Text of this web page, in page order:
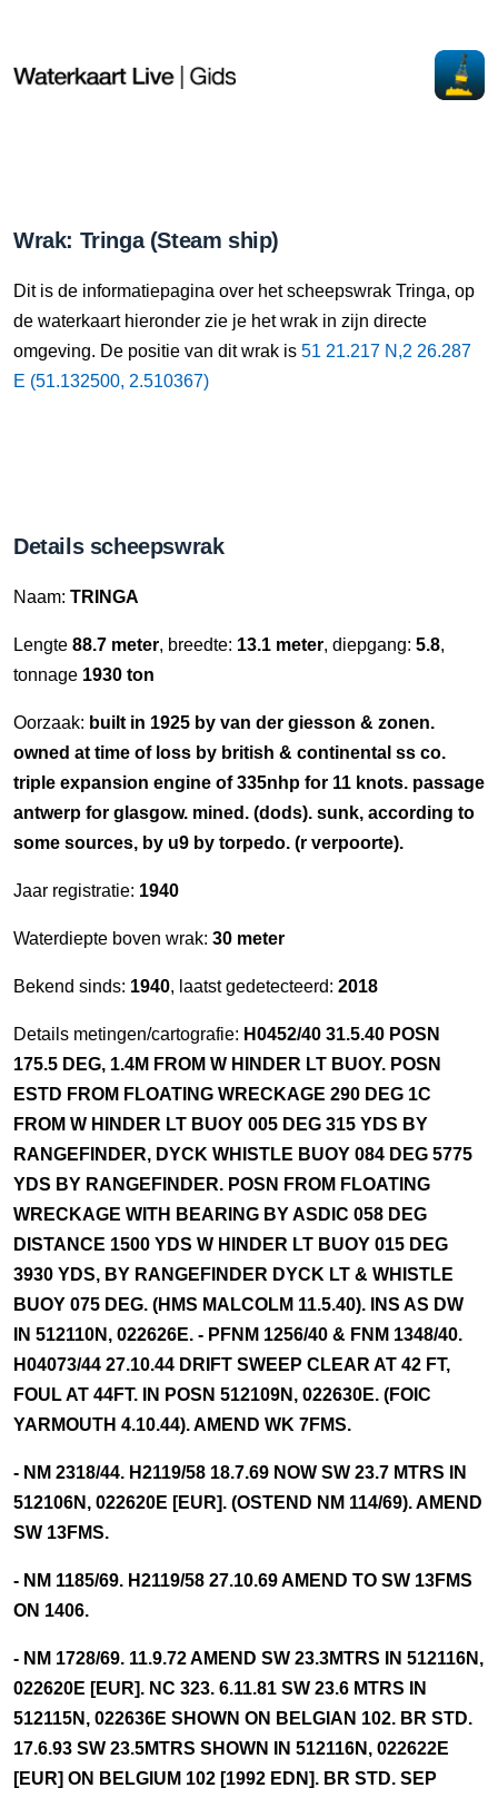
Wrak: Tringa (Steam ship)
Dit is de informatiepagina over het scheepswrak Tringa, op
de waterkaart hieronder zie je het wrak in zijn directe
omgeving. De positie van dit wrak is 51 21.217 N,2 26.287
E (51.132500, 2.510367)
Details scheepswrak
Naam: TRINGA
Lengte 88.7 meter, breedte: 13.1 meter, diepgang: 5.8,
tonnage 1930 ton
Oorzaak: built in 1925 by van der giesson & zonen.
owned at time of loss by british & continental ss co.
triple expansion engine of 335nhp for 11 knots. passage
antwerp for glasgow. mined. (dods). sunk, according to
some sources, by u9 by torpedo. (r verpoorte).
Jaar registratie: 1940
Waterdiepte boven wrak: 30 meter
Bekend sinds: 1940, laatst gedetecteerd: 2018
Details metingen/cartografie: H0452/40 31.5.40 POSN
175.5 DEG, 1.4M FROM W HINDER LT BUOY. POSN
ESTD FROM FLOATING WRECKAGE 290 DEG 1C
FROM W HINDER LT BUOY 005 DEG 315 YDS BY
RANGEFINDER, DYCK WHISTLE BUOY 084 DEG 5775
YDS BY RANGEFINDER. POSN FROM FLOATING
WRECKAGE WITH BEARING BY ASDIC 058 DEG
DISTANCE 1500 YDS W HINDER LT BUOY 015 DEG
3930 YDS, BY RANGEFINDER DYCK LT & WHISTLE
BUOY 075 DEG. (HMS MALCOLM 11.5.40). INS AS DW
IN 512110N, 022626E. - PFNM 1256/40 & FNM 1348/40.
H04073/44 27.10.44 DRIFT SWEEP CLEAR AT 42 FT,
FOUL AT 44FT. IN POSN 512109N, 022630E. (FOIC
YARMOUTH 4.10.44). AMEND WK 7FMS.
- NM 2318/44. H2119/58 18.7.69 NOW SW 23.7 MTRS IN
512106N, 022620E [EUR]. (OSTEND NM 114/69). AMEND
SW 13FMS.
- NM 1185/69. H2119/58 27.10.69 AMEND TO SW 13FMS
ON 1406.
- NM 1728/69. 11.9.72 AMEND SW 23.3MTRS IN 512116N,
022620E [EUR]. NC 323. 6.11.81 SW 23.6 MTRS IN
512115N, 022636E SHOWN ON BELGIAN 102. BR STD.
17.6.93 SW 23.5MTRS SHOWN IN 512116N, 022622E
[EUR] ON BELGIUM 102 [1992 EDN]. BR STD. SEP